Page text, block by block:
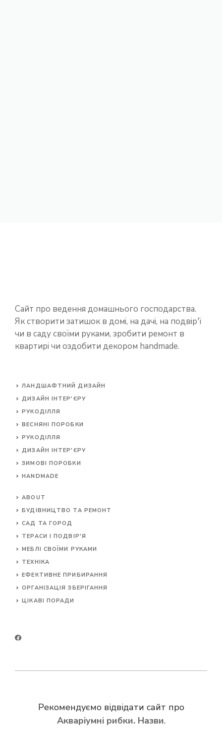
Сайт про ведення домашнього господарства.
Як створити затишок в домі, на дачі, на подвір'ї
чи в саду своїми руками, зробити ремонт в
квартирі чи оздобити декором handmade.
ЛАНДШАФТНИЙ ДИЗАЙН
ДИЗАЙН ІНТЕР'ЄРУ
РУКОДІЛЛЯ
ВЕСНЯНІ ПОРОБКИ
РУКОДІЛЛЯ
ДИЗАЙН ІНТЕР'ЄРУ
ЗИМОВІ ПОРОБКИ
HANDMADE
ABOUT
БУДІВНИЦТВО ТА РЕМОНТ
САД ТА ГОРОД
ТЕРАСИ І ПОДВІР'Я
МЕБЛІ СВОЇМИ РУКАМИ
ТЕХНІКА
ЕФЕКТИВНЕ ПРИБИРАННЯ
ОРГАНІЗАЦІЯ ЗБЕРІГАННЯ
ЦІКАВІ ПОРАДИ
Рекомендуємо відвідати сайт про
Акваріумні рибки. Назви.